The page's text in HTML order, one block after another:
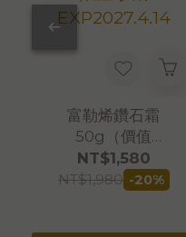
富勒烯鑽石霜
50g（價值
$2,500）限量珍藏
EXP2027.4.14
NT$1,580
NT$1,980 -20%